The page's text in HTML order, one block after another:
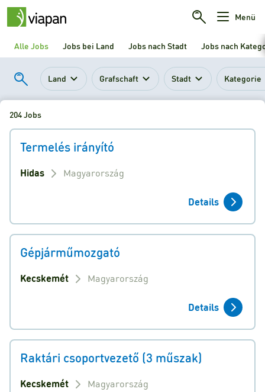
Menü
Alle Jobs Jobs bei Land Jobs nach Stadt Jobs nach
Land Grafschaft Stadt Kategorie
204 Jobs
Termelés irányító
Hidas Magyarország
Details
Gépjárműmozgató
Kecskemét Magyarország
Details
Raktári csoportvezető (3 műszak)
Kecskemét Magyarország